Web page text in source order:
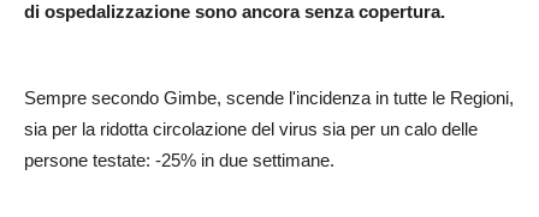
di ospedalizzazione sono ancora senza copertura.
Sempre secondo Gimbe, scende l'incidenza in tutte le Regioni,
sia per la ridotta circolazione del virus sia per un calo delle
persone testate: -25% in due settimane.